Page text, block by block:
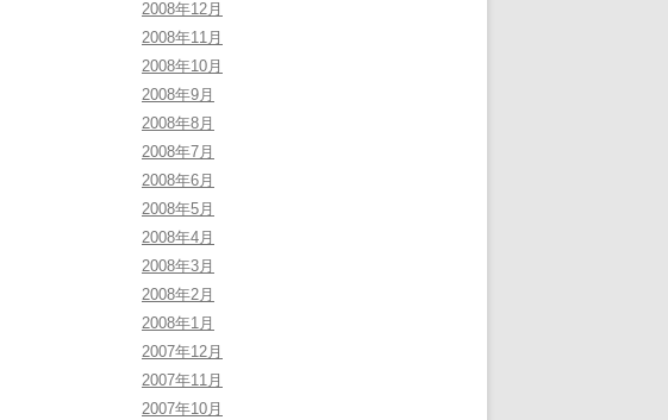
2008年12月
2008年11月
2008年10月
2008年9月
2008年8月
2008年7月
2008年6月
2008年5月
2008年4月
2008年3月
2008年2月
2008年1月
2007年12月
2007年11月
2007年10月